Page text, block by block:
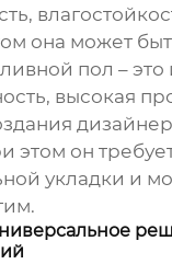
она может
пол –
высокая
этом он
укладки и